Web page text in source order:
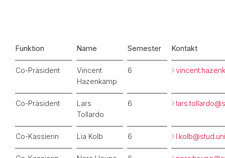
Funktion Name Semester Kontakt
Co-Präsident
Vincent
Hazenkamp
6
Co-Präsident
Lars
Tollardo
6 lars.tollardo@
Co-Kassierin Lia Kolb 6 l.kolb@